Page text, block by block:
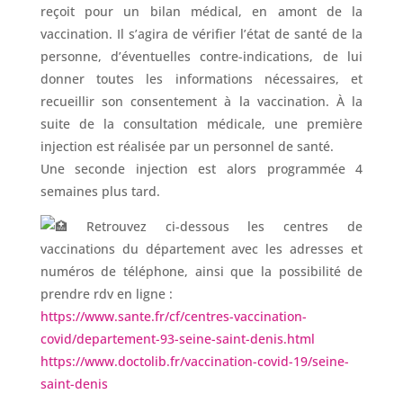
reçoit pour un bilan médical, en amont de la
vaccination. Il s’agira de vérifier l’état de santé de la
personne, d’éventuelles contre-indications, de lui
donner toutes les informations nécessaires, et
recueillir son consentement à la vaccination. À la
suite de la consultation médicale, une première
injection est réalisée par un personnel de santé.
Une seconde injection est alors programmée 4
semaines plus tard.
Retrouvez ci-dessous les centres de
vaccinations du département avec les adresses et
numéros de téléphone, ainsi que la possibilité de
prendre rdv en ligne :
https://www.sante.fr/cf/centres-vaccination-
covid/departement-93-seine-saint-denis.html
https://www.doctolib.fr/vaccination-covid-19/seine-
saint-denis